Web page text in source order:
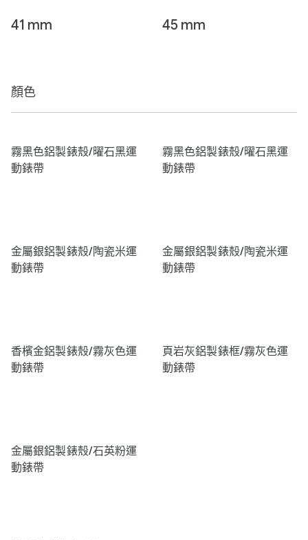
41 mm 45 mm
顏色
霧黑色鋁製錶殼/曜石黑運
動錶帶
霧黑色鋁製錶殼/曜石黑運
動錶帶
金屬銀鋁製錶殼/陶瓷米運
動錶帶
金屬銀鋁製錶殼/陶瓷米運
動錶帶
香檳金鋁製錶殼/霧灰色運
動錶帶
頁岩灰鋁製錶框/霧灰色運
動錶帶
金屬銀鋁製錶殼/石英粉運
動錶帶